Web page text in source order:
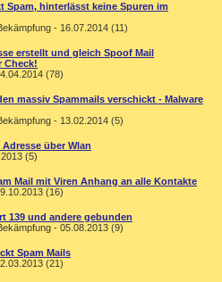
Spam, hinterlässt keine Spuren im
- 16.07.2014 (11)
erstellt und gleich Spoof Mail
Check!
(78)
massiv Spammails verschickt - Malware
- 13.02.2014 (5)
über Wlan
(5)
Mail mit Viren Anhang an alle Kontakte
(16)
139 und andere gebunden
- 05.08.2013 (9)
Spam Mails
(21)